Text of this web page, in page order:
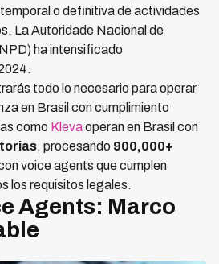
o definitiva de actividades
La Autoridade Nacional de
ha intensificado
todo lo necesario para operar
en Brasil con cumplimiento
como Klevaoperan en Brasil con
, procesando 900,000+
voice agents que cumplen
los requisitos legales.
Agents: Marco